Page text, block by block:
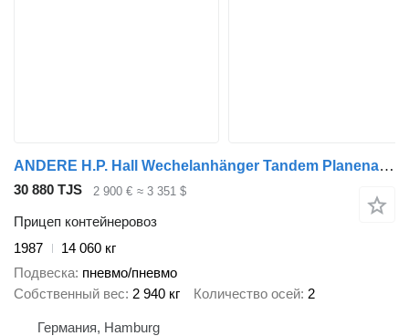
ANDERE H.P. Hall Wechelanhänger Tandem Planenaufbau
30 880 TJS 2 900 € ≈ 3 351 $
Прицеп контейнеровоз
1987
14 060 кг
Подвеска пневмо/пневмо
Собственный вес 2 940 кг Количество осей 2
Германия, Hamburg